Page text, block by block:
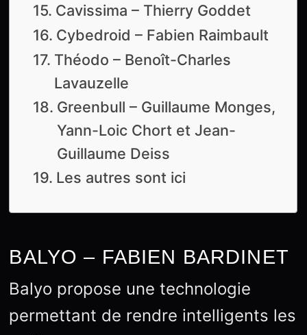
Cavissima – Thierry Goddet
Cybedroid – Fabien Raimbault
Théodo – Benoît-Charles
Lavauzelle
Greenbull – Guillaume Monges,
Yann-Loic Chort et Jean-
Guillaume Deiss
Les autres sont ici
BALYO – FABIEN BARDINET
Balyo propose une technologie
permettant de rendre intelligents les